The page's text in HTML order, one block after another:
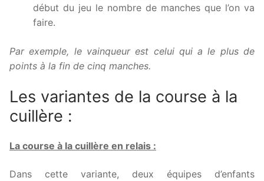
début du jeu le nombre de manches que l’on va
faire.
Par exemple, le vainqueur est celui qui a le plus de
points à la fin de cinq manches.
Les variantes de la course à la
cuillère :
La course à la cuillère en relais :
Dans cette variante, deux équipes d’enfants